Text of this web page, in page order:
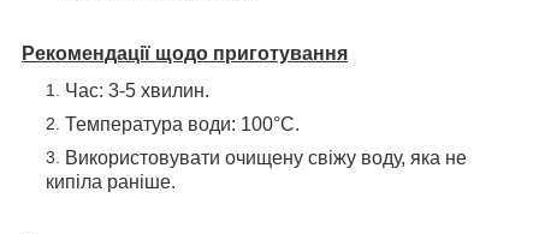
Рекомендації щодо приготування
Час: 3-5 хвилин.
Температура води: 100°С.
Використовувати очищену свіжу воду, яка не
кипіла раніше.